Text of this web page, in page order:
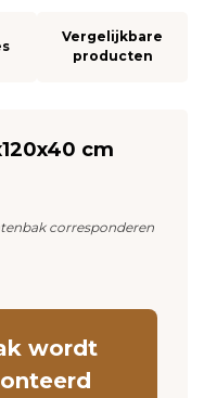
Vergelijkbare
producten
cm
corresponderen
wordt